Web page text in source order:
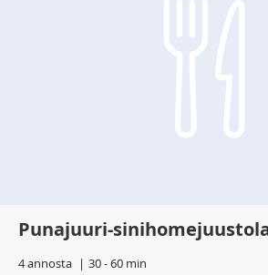
Punajuuri-
4 annosta 30 - 60 min